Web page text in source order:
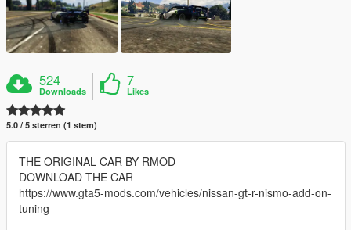
524
Downloads
7
Likes
5.0 / 5 sterren (1 stem)
THE ORIGINAL CAR BY RMOD
DOWNLOAD THE CAR
https://www.gta5-mods.com/vehicles/nissan-gt-r-nismo-add-on-
tuning